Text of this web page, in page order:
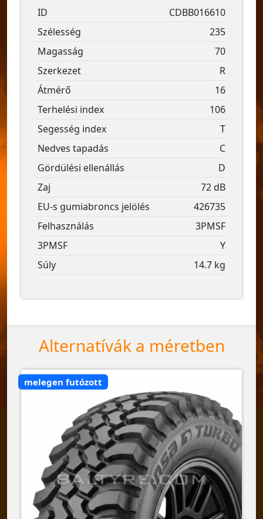
ID
CDBB016610
Szélesség
235
Magasság
70
Szerkezet
R
Átmérő
16
Terhelési index
106
Segesség index
T
Nedves tapadás
C
Gördülési ellenállás
D
Zaj
72 dB
EU-s gumiabroncs jelölés
426735
Felhasználás
3PMSF
3PMSF
Y
Súly
14.7 kg
Alternatívák a méretben
melegen futózott